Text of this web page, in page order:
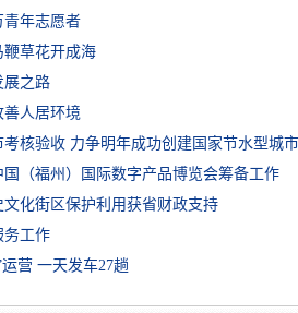
青年志愿者
草花开成海
展之路
善人居环境
核验收 力争明年成功创建国家节水型城市
（福州）国际数字产品博览会筹备工作
化街区保护利用获省财政支持
务工作
营 一天发车27趟